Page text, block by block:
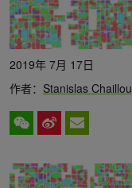
2019年 7月 17日
作者： Stanislas Chaillou